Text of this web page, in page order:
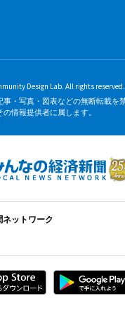
Design Lab. All rights reserved.
・写真・図表などの無断転載を
情報提供者に属します。
ットワーク